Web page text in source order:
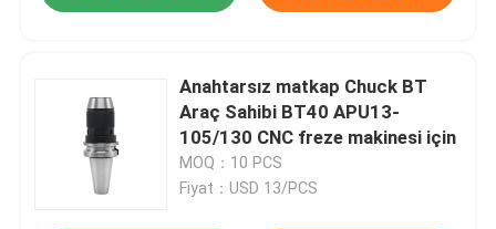
Anahtarsız matkap Chuck BT
Araç Sahibi BT40 APU13-
105/130 CNC freze makinesi için
MOQ：10 PCS
Fiyat：USD 13/PCS